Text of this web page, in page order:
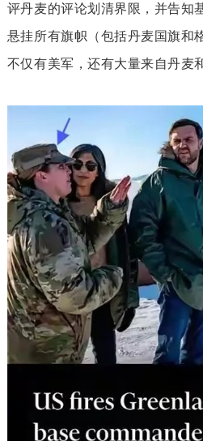
评丹麦的评论划清界限，并告知
悬挂所有旗帜（包括丹麦国旗和
不仅有美军，还有大量来自丹麦